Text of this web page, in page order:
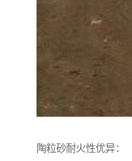
陶粒砂耐火性优异：